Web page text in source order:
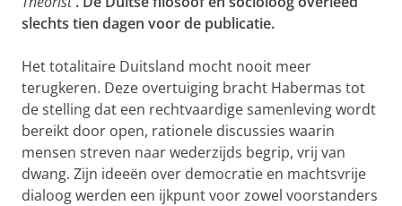
slechts tien dagen voor de publicatie.
Het totalitaire Duitsland mocht nooit meer
terugkeren. Deze overtuiging bracht Habermas tot
de stelling dat een rechtvaardige samenleving wordt
bereikt door open, rationele discussies waarin
mensen streven naar wederzijds begrip, vrij van
dwang. Zijn ideeën over democratie en machtsvrije
dialoog werden een ijkpunt voor zowel voorstanders